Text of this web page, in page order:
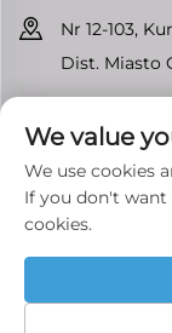
Nr 12-103,
Dist. Miasto
Prawa autorskie
Wszelkie
We value
We use cookies
If you don't want
cookies.